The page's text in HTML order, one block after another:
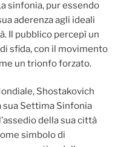
sinfonia, pur essendo
aderenza agli ideali
Il pubblico percepì un
sfida, con il movimento
un trionfo forzato.
Shostakovich
sua Settima Sinfonia
della sua città
simbolo di